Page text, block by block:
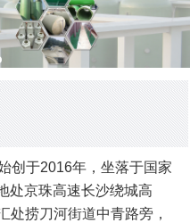
于2016年，坐落于国家
处京珠高速长沙绕城高
处捞刀河街道中青路旁，